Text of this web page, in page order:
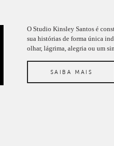
O Studio Kinsley Santos é
sua histórias de forma única
olhar, lágrima, alegria ou um
SAIBA MAIS